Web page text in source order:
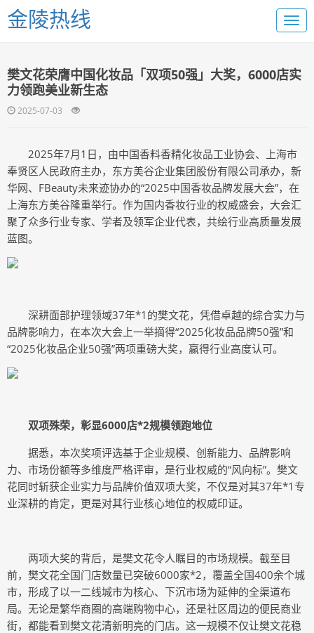
金陵热线
樊文花荣膺中国化妆品「双项50强」大奖，6000店实
力领跑美业新生态
2025-07-03
2025年7月1日，由中国香料香精化妆品工业协会、上海市
奉贤区人民政府主办，东方美谷企业集团股份有限公司承办，新
华网、FBeauty未来迹协办的“2025中国香妆品牌发展大会”，在
上海东方美谷隆重举行。作为国内香妆行业的权威盛会，大会汇
聚了众多行业专家、学者及领军企业代表，共绘行业高质量发展
蓝图。
深耕面部护理领域37年*1的樊文花，凭借卓越的综合实力与
品牌影响力，在本次大会上一举摘得“2025化妆品品牌50强”和
“2025化妆品企业50强”两项重磅大奖，赢得行业高度认可。
双项殊荣，彰显6000店*2规模领跑地位
据悉，本次奖项评选基于企业规模、创新能力、品牌影响
力、市场份额等多维度严格评审，是行业权威的“风向标”。樊文
花同时斩获企业实力与品牌价值双项大奖，不仅是对其37年*1专
业深耕的肯定，更是对其行业核心地位的权威印证。
两项大奖的背后，是樊文花令人瞩目的市场规模。截至目
前，樊文花全国门店数量已突破6000家*2，覆盖全国400余个城
市，形成了以一二线城市为核心、下沉市场为延伸的全渠道布
局。无论是繁华商圈的高端购物中心，还是社区周边的便民商业
街，都能看到樊文花清新明亮的门店。这一规模不仅让樊文花稳